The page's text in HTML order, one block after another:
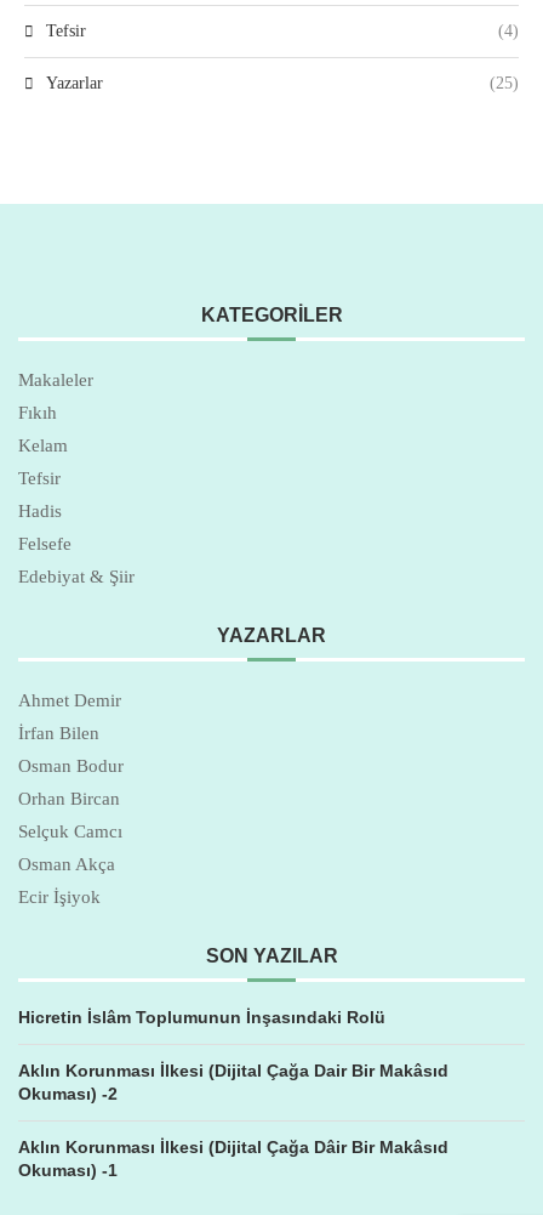
Tefsir (4)
Yazarlar (25)
KATEGORILER
Makaleler
Fıkıh
Kelam
Tefsir
Hadis
Felsefe
Edebiyat & Şiir
YAZARLAR
Ahmet Demir
İrfan Bilen
Osman Bodur
Orhan Bircan
Selçuk Camcı
Osman Akça
Ecir İşiyok
SON YAZILAR
Hicretin İslâm Toplumunun İnşasındaki Rolü
Aklın Korunması İlkesi (Dijital Çağa Dair Bir Makâsıd
Okuması) -2
Aklın Korunması İlkesi (Dijital Çağa Dâir Bir Makâsıd
Okuması) -1